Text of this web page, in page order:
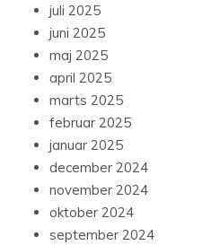
juli 2025
juni 2025
maj 2025
april 2025
marts 2025
februar 2025
januar 2025
december 2024
november 2024
oktober 2024
september 2024